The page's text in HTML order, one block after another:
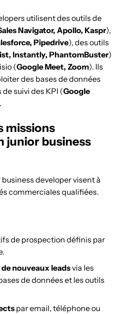
utilisent des outils de
Navigator, Apollo, Kaspr),
Pipedrive), des outils
Instantly, PhantomBuster)
(Google Meet, Zoom). Ils
des bases de données
suivi des KPI (Google
missions
junior business
business developer visent à
commerciales qualifiées.
de prospection définis par
nouveaux leadsvia les
de données et les outils
par email, téléphone ou